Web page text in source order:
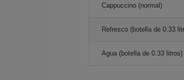
Cappuccino (normal)
Refresco (botella de 0.33
Agua (botella de 0.33 litros)